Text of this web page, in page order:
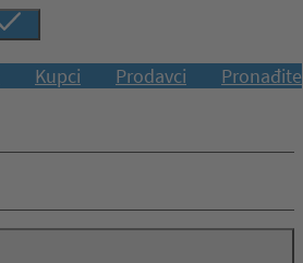
Kupci Prodavci
Pronađite